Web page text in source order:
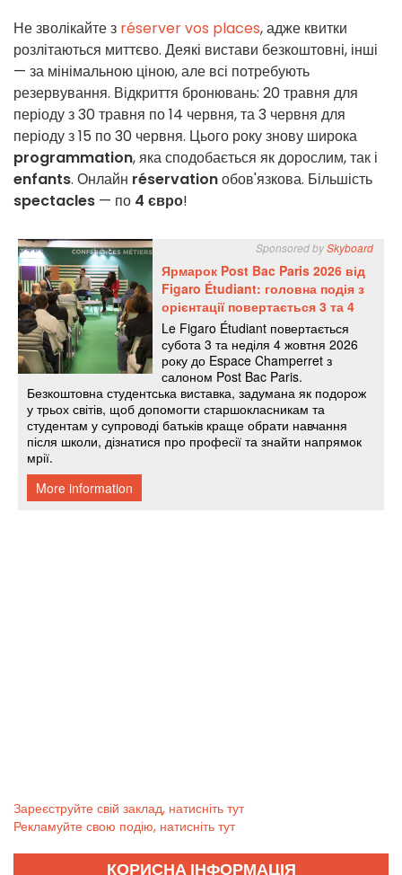
Не зволікайте з réserver vos places, адже квитки
розлітаються миттєво. Деякі вистави безкоштовні, інші
— за мінімальною ціною, але всі потребують
резервування. Відкриття бронювань: 20 травня для
періоду з 30 травня по 14 червня, та 3 червня для
періоду з 15 по 30 червня. Цього року знову широка
programmation, яка сподобається як дорослим, так і
enfants. Онлайн réservationобов'язкова. Більшість
spectacles — по 4 євро!
Зареєструйте свій заклад, натисніть тут
Рекламуйте свою подію, натисніть тут
КОРИСНА ІНФОРМАЦІЯ